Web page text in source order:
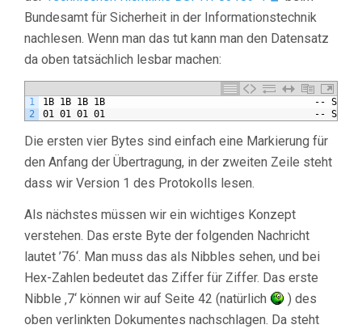
Bundesamt für Sicherheit in der Informationstechnik
nachlesen. Wenn man das tut kann man den Datensatz
da oben tatsächlich lesbar machen:
1
2
1B 1B 1B 1B                                     --
01 01 01 01                                     --
Die ersten vier Bytes sind einfach eine Markierung für
den Anfang der Übertragung, in der zweiten Zeile steht
dass wir Version 1 des Protokolls lesen.
Als nächstes müssen wir ein wichtiges Konzept
verstehen. Das erste Byte der folgenden Nachricht
lautet ’76‘. Man muss das als Nibbles sehen, und bei
Hex-Zahlen bedeutet das Ziffer für Ziffer. Das erste
Nibble ‚7‘ können wir auf Seite 42 (natürlich
) des
oben verlinkten Dokumentes nachschlagen. Da steht